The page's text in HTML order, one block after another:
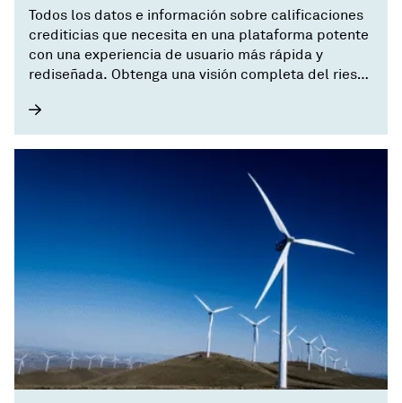
Todos los datos e información sobre calificaciones
crediticias que necesita en una plataforma potente
con una experiencia de usuario más rápida y
rediseñada. Obtenga una visión completa del riesgo
Pro.